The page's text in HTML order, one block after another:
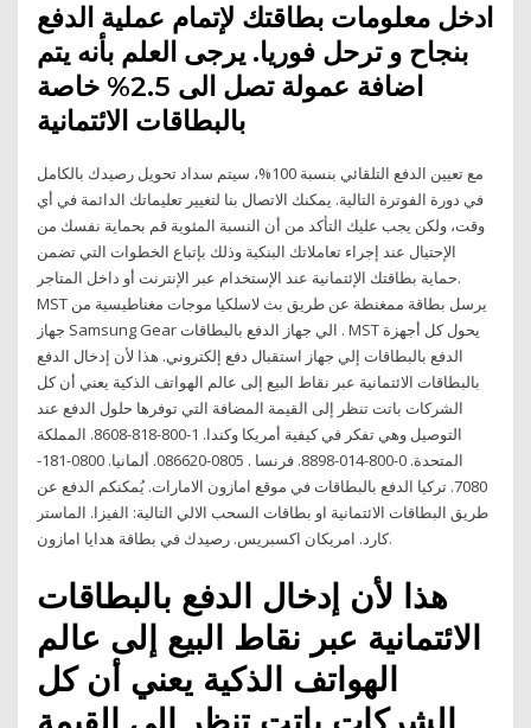
ادخل معلومات بطاقتك لإتمام عملية الدفع
بنجاح و ترحل فوريا. يرجى العلم بأنه يتم
اضافة عمولة تصل الى 2.5% خاصة
بالبطاقات الائتمانية
مع تعيين الدفع التلقائي بنسبة 100%، سيتم سداد تحويل رصيدك بالكامل
في دورة الفوترة التالية. يمكنك الاتصال بنا لتغيير تعليماتك الدائمة في أي
وقت، ولكن يجب عليك التأكد من أن النسبة المئوية قم بحماية نفسك من
الإحتيال عند إجراء تعاملاتك البنكية وذلك بإتباع الخطوات التي تضمن
حماية بطاقتك الإئتمانية عند الإستخدام عبر الإنترنت أو داخل المتاجر.
MST يرسل بطاقة ممغنطة عن طريق بث لاسلكيا موجات مغناطيسية من
جهاز Samsung Gear الي جهاز الدفع بالبطاقات . MST يحول كل أجهزة
الدفع بالبطاقات إلي جهاز استقبال دفع إلكتروني. هذا لأن إدخال الدفع
بالبطاقات الائتمانية عبر نقاط البيع إلى عالم الهواتف الذكية يعني أن كل
الشركات باتت تنظر إلى القيمة المضافة التي توفرها حلول الدفع عند
التوصيل وهي تفكر في كيفية أمريكا وكندا. 1-800-818-8608. المملكة
المتحدة. 0-800-014-8898. فرنسا . 0805-086620. ألمانيا. 0800-181-
7080. تركيا الدفع بالبطاقات في موقع امازون الامارات. يُمكنكم الدفع عن
طريق البطاقات الائتمانية او بطاقات السحب الالي التالية: الفيزا. الماستر
كارد. امريكان اكسبريس. رصيدك في بطاقة هدايا امازون.
هذا لأن إدخال الدفع بالبطاقات
الائتمانية عبر نقاط البيع إلى عالم
الهواتف الذكية يعني أن كل